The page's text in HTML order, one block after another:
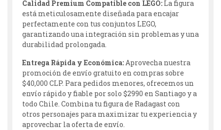
Calidad Premium Compatible con LEGO: La figura
está meticulosamente diseñada para encajar
perfectamente con tus conjuntos LEGO,
garantizando una integración sin problemas y una
durabilidad prolongada.
Entrega Rápida y Económica:Aprovecha nuestra
promoción de envío gratuito en compras sobre
$40,000 CLP. Para pedidos menores, ofrecemos un
envío rápido y fiable por solo $2990 en Santiago y a
todo Chile. Combina tu figura de Radagast con
otros personajes para maximizar tu experiencia y
aprovechar la oferta de envío.